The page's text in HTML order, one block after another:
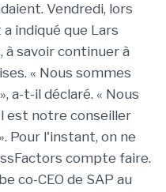
Vendredi, lors
indiqué que Lars
savoir continuer à
« Nous sommes
a-t-il déclaré. « Nous
est notre conseiller
Pour l'instant, on ne
compte faire.
co-CEO de SAP au